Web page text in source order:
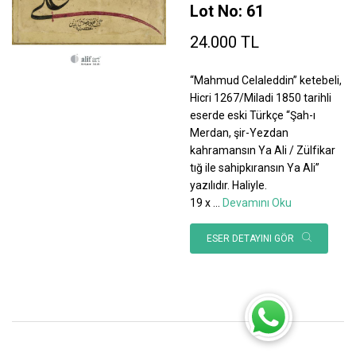
Lot No: 61
24.000 TL
“Mahmud Celaleddin” ketebeli,
Hicri 1267/Miladi 1850 tarihli
eserde eski Türkçe “Şah-ı
Merdan, şir-Yezdan
kahramansın Ya Ali / Zülfikar
tığ ile sahipkıransın Ya Ali”
yazılıdır. Haliyle.
19 x
Devamını Oku
ESER DETAYINI GÖR